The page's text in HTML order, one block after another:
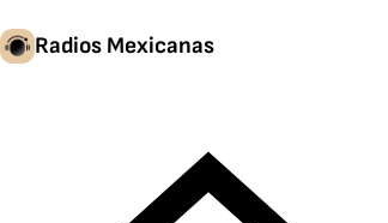
Radios Mexicanas